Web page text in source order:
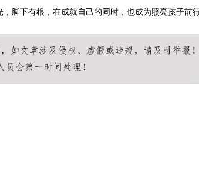
脚下有根，在成就自己的同时，也成为照亮孩子前